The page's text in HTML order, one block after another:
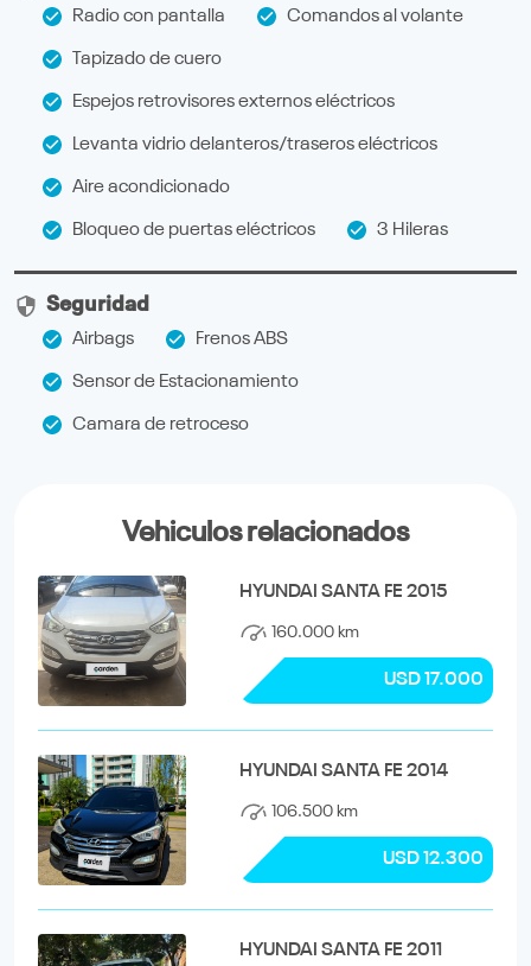
Radio con pantalla Comandos al volante
Tapizado de cuero
Espejos retrovisores externos eléctricos
Levanta vidrio delanteros/traseros eléctricos
Aire acondicionado
Bloqueo de puertas eléctricos 3 Hileras
Seguridad
Airbags Frenos ABS
Sensor de Estacionamiento
Camara de retroceso
Vehiculos relacionados
HYUNDAI SANTA FE 2015
160.000 km
USD 17.000
HYUNDAI SANTA FE 2014
106.500 km
USD 12.300
HYUNDAI SANTA FE 2011